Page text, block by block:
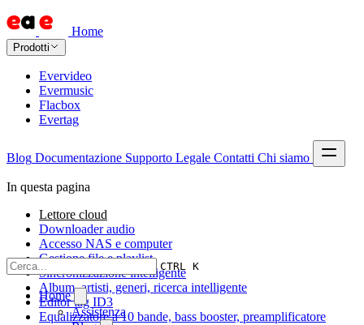
Home
Prodotti
Evervideo
Evermusic
Flacbox
Evertag
Blog Documentazione Supporto Legale Contatti Chi siamo
CTRL K
Home
Assistenza
In questa pagina
Lettore cloud
Downloader audio
Accesso NAS e computer
Gestione file e playlist
Sincronizzazione intelligente
Album, artisti, generi, ricerca intelligente
Editor tag ID3
Equalizzatore a 10 bande, bass booster, preamplificatore